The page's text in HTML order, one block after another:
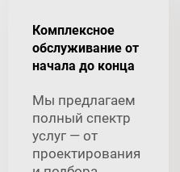
Комплексное
обслуживание от
начала до конца
Мы предлагаем
полный спектр
услуг — от
проектирования